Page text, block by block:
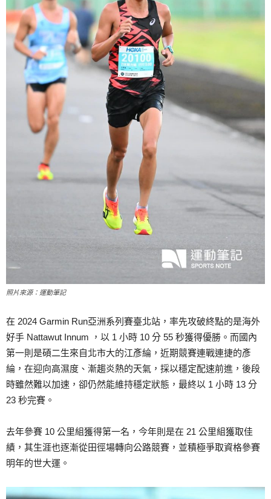
照片來源：運動筆記
在 2024 Garmin Run亞洲系列賽臺北站，率先攻破終點的是海外
好手 Nattawut Innum ，以 1 小時 10 分 55 秒獲得優勝。而國內
第一則是碩二生來自北市大的江彥綸，近期競賽連戰連捷的彥
綸，在迎向高濕度、漸趨炎熱的天氣，採以穩定配速前進，後段
時雖然難以加速，卻仍然能維持穩定狀態，最終以 1 小時 13 分
23 秒完賽。
去年參賽 10 公里組獲得第一名，今年則是在 21 公里組獲取佳
績，其生涯也逐漸從田徑場轉向公路競賽，並積極爭取資格參賽
明年的世大運。